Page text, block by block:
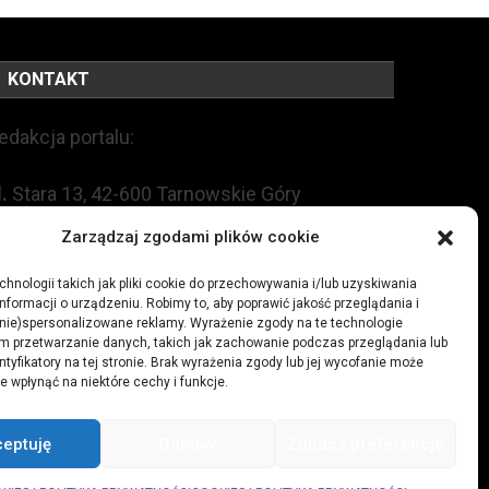
Zarządzaj zgodami plików cookie
takich jak pliki cookie do przechowywania i/lub uzyskiwania
o urządzeniu. Robimy to, aby poprawić jakość przeglądania i
reklamy. Wyrażenie zgody na te technologie
przetwarzanie danych, takich jak zachowanie podczas przeglądania lub
na tej stronie. Brak wyrażenia zgody lub jej wycofanie może
wpłynąć na niektóre cechy i funkcje.
KONTAKT
portalu:
Stara 13, 42-600 Tarnowskie Góry
+48 509 547 822
redakcja@czytamiwiem.pl
biuro@czytamiwiem.pl